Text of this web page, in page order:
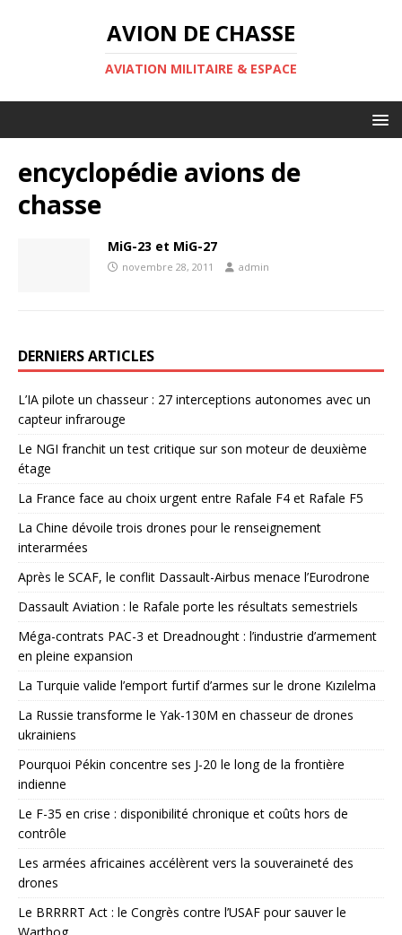
AVION DE CHASSE
AVIATION MILITAIRE & ESPACE
encyclopédie avions de
chasse
MiG-23 et MiG-27
novembre 28, 2011 admin
DERNIERS ARTICLES
L’IA pilote un chasseur : 27 interceptions autonomes avec un
capteur infrarouge
Le NGI franchit un test critique sur son moteur de deuxième
étage
La France face au choix urgent entre Rafale F4 et Rafale F5
La Chine dévoile trois drones pour le renseignement
interarmées
Après le SCAF, le conflit Dassault-Airbus menace l’Eurodrone
Dassault Aviation : le Rafale porte les résultats semestriels
Méga-contrats PAC-3 et Dreadnought : l’industrie d’armement
en pleine expansion
La Turquie valide l’emport furtif d’armes sur le drone Kızılelma
La Russie transforme le Yak-130M en chasseur de drones
ukrainiens
Pourquoi Pékin concentre ses J-20 le long de la frontière
indienne
Le F-35 en crise : disponibilité chronique et coûts hors de
contrôle
Les armées africaines accélèrent vers la souveraineté des
drones
Le BRRRRT Act : le Congrès contre l’USAF pour sauver le